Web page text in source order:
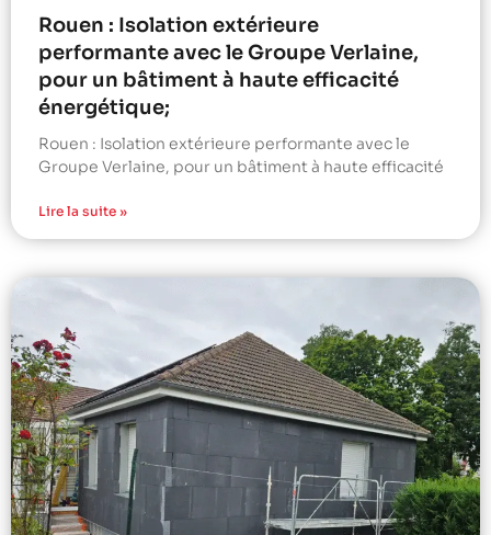
Rouen : Isolation extérieure
performante avec le Groupe Verlaine,
pour un bâtiment à haute efficacité
énergétique;
Rouen : Isolation extérieure performante avec le
Groupe Verlaine, pour un bâtiment à haute efficacité
Lire la suite »